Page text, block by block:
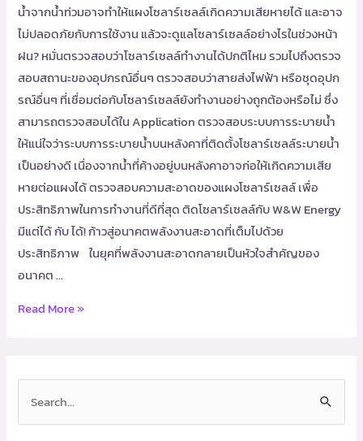
น้ำจากน้ำท่วมอาจทำให้แผงโซลาร์เซลล์เกิดความเสียหายได้ และอาจ
ไม่ปลอดภัยกับการใช้งาน แล้วจะดูแลโซลาร์เซลล์อย่างไรในช่วงหน้า
ฝน? หมั่นตรวจสอบว่าโซลาร์เซลล์ทำงานได้ปกติไหม รวมไปถึงตรวจ
สอบสถานะของอุปกรณ์อื่นๆ ตรวจสอบว่าสายส่งไฟฟ้า หรือชุดอุปก
รณ์อื่นๆ ที่เชื่อมต่อกับโซลาร์เซลล์ยังทำงานอย่างถูกต้องหรือไม่ ซึ่ง
สามารถตรวจสอบได้ใน Application ตรวจสอบระบบการระบายน้ำ
ให้แน่ใจว่าระบบการระบายน้ำบนหลังคาที่ติดตั้งโซลาร์เซลล์ระบายน้ำ
เป็นอย่างดี เนื่องจากน้ำที่ค้างอยู่บนหลังคาอาจก่อให้เกิดความเสีย
หายต่อแผงได้ ตรวจสอบความสะอาดของแผงโซลาร์เซลล์ เพื่อ
ประสิทธิภาพในการทำงานที่ดีที่สุด ติดโซลาร์เซลล์กับ W&W Energy
มีแต่ได้ กับ ได้! ก้าวสู่อนาคตพลังงานสะอาดที่เต็มไปด้วย
ประสิทธิภาพ ในยุคที่พลังงานสะอาดกลายเป็นหัวใจสำคัญของ
อนาคต …
Read More »
e